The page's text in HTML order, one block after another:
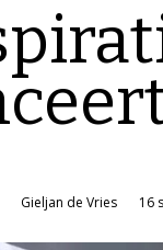
Gieljan de Vries 16